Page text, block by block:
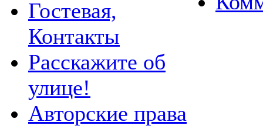
Гостевая,
Контакты
Расскажите об
улице!
Авторские права